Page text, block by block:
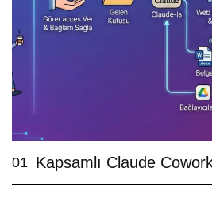
01 Kapsamlı Claude